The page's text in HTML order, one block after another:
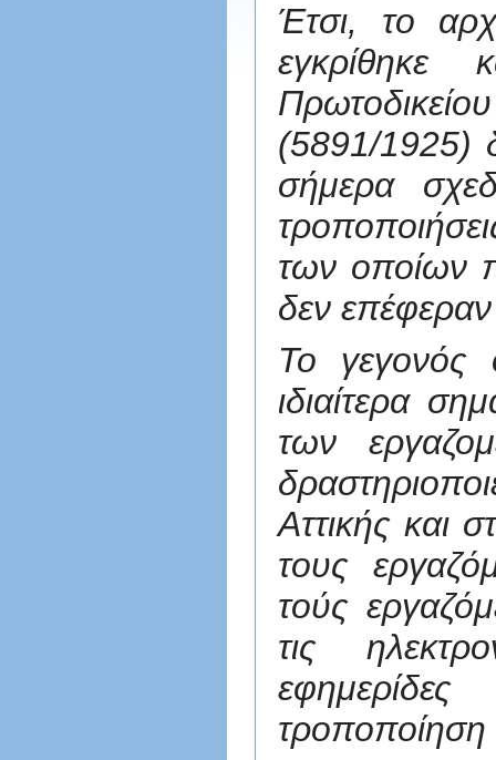
Έτσι, το
εγκρίθηκε
(5891/1925)
σήμερα
των οποίων
δεν
Το γεγονός
ιδιαίτερα
των
Αττικής και
τους
τούς
τις
τροποποίηση